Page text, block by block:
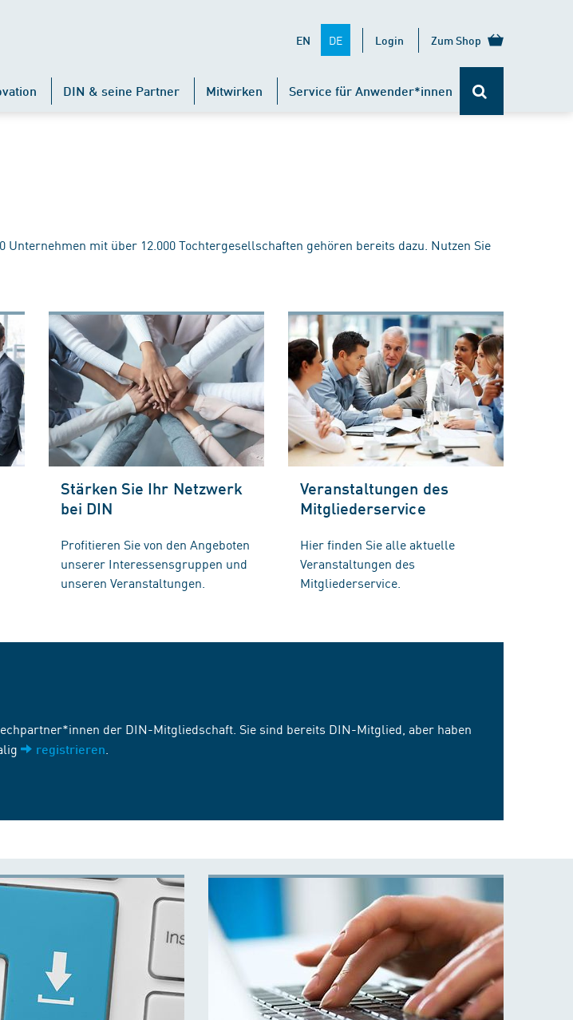
EN DE Login Zum Shop
DIN & seine Partner Mitwirken Service für Anwender*innen
mit über 12.000 Tochtergesellschaften gehören bereits dazu. Nutzen Sie
Stärken Sie Ihr Netzwerk
bei DIN
Profitieren Sie von den Angeboten
unserer Interessensgruppen und
unseren Veranstaltungen.
Veranstaltungen des
Mitgliederservice
Hier finden Sie alle aktuelle
Veranstaltungen des
Mitgliederservice.
der DIN-Mitgliedschaft. Sie sind bereits DIN-Mitglied, aber haben
registrieren